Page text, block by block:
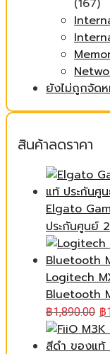
(167)
ยังไม่ถูกจัด
สินค้าลดราคา
Elgato
ประกันศูนย์
Logitech
Bluetooth
฿1,890.00 ฿